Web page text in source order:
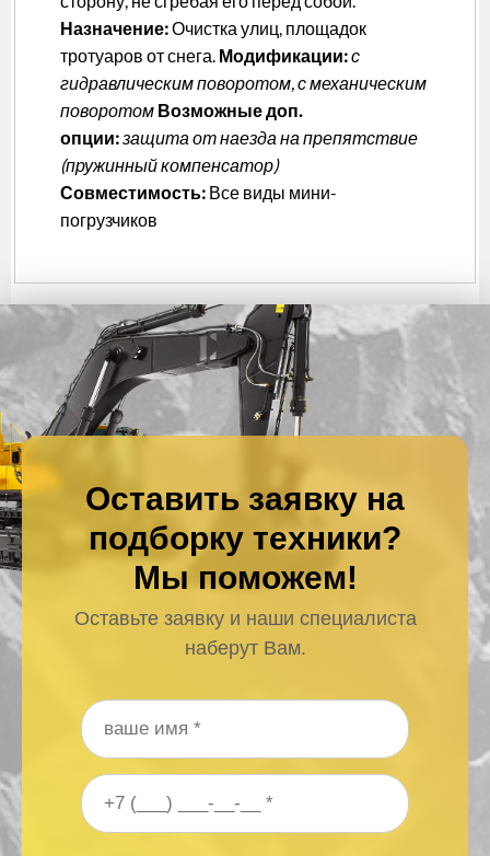
Назначение:Очистка улиц, площадок
тротуаров от снега. Модификации:с
гидравлическим поворотом, с механическим
поворотом Возможные доп.
опции:защита от наезда на препятствие
(пружинный компенсатор)
Совместимость: Все виды мини-
погрузчиков
Оставить заявку на
подборку техники?
Мы поможем!
Оставьте заявку и наши специалиста
наберут Вам.
Ваше имя*
Ваш номер телефона*